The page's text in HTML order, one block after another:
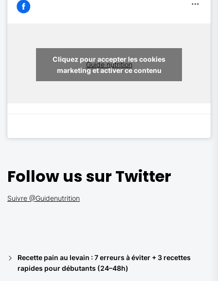
Guide nutrition
Cliquez pour accepter les cookies
marketing et activer ce contenu
Follow us sur Twitter
Suivre @Guidenutrition
Recette pain au levain : 7 erreurs à éviter + 3 recettes
rapides pour débutants (24–48h)